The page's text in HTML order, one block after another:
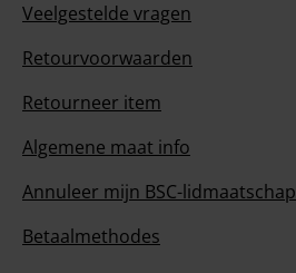
Veelgestelde vragen
Retourvoorwaarden
Retourneer item
Algemene maat info
Annuleer mijn BSC-lidmaatschap
Betaalmethodes